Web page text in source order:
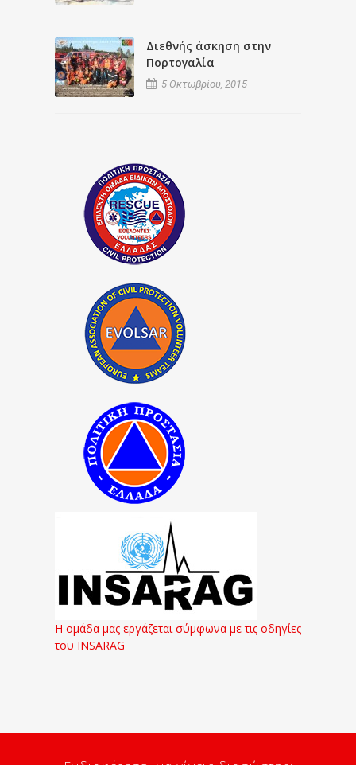
Διεθνής άσκηση στην
Πορτογαλία
5 Οκτωβρίου, 2015
Η ομάδα μας εργάζεται σύμφωνα με τις οδηγίες
του INSARAG